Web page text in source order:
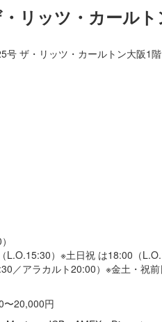
リッツ・カールト
号 ザ・リッツ・カールトン大阪1階
L.O.15:30）※土日祝 は18:00（
／アラカルト20:00）※金土・祝
20,000円